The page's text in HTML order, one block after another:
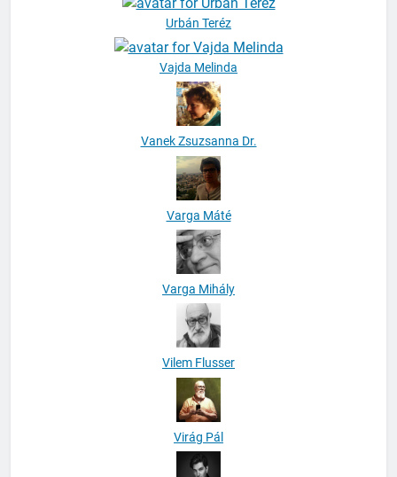
Urbán Teréz
Vajda Melinda
Vanek Zsuzsanna Dr.
Varga Máté
Varga Mihály
Vilem Flusser
Virág Pál